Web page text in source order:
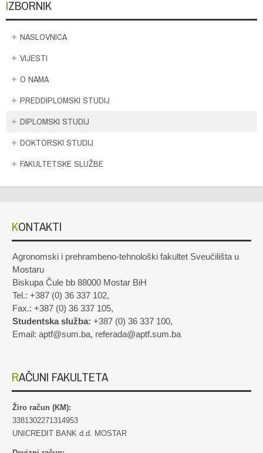
IZBORNIK
NASLOVNICA
VIJESTI
O NAMA
PREDDIPLOMSKI STUDIJ
DIPLOMSKI STUDIJ
DOKTORSKI STUDIJ
FAKULTETSKE SLUŽBE
KONTAKTI
Agronomski i prehrambeno-tehnološki fakultet Sveučilišta u
Mostaru
Biskupa Čule bb 88000 Mostar BiH
Tel.: +387 (0) 36 337 102,
Fax.: +387 (0) 36 337 105,
Studentska služba: +387 (0) 36 337 100,
Email: aptf@sum.ba, referada@aptf.sum.ba
RAČUNI FAKULTETA
Žiro račun (KM):
3381302271314953
UNICREDIT BANK d.d. MOSTAR